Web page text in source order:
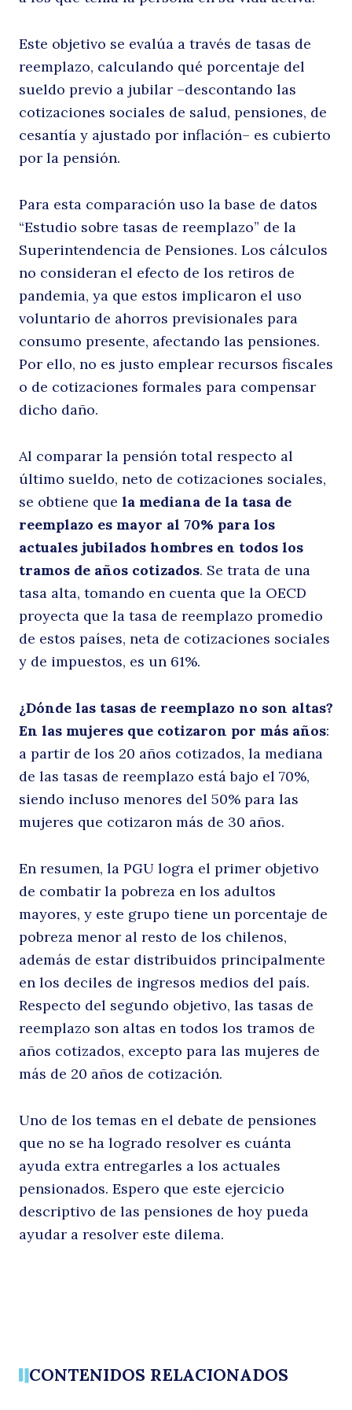
Este objetivo se evalúa a través de tasas de
reemplazo, calculando qué porcentaje del
sueldo previo a jubilar –descontando las
cotizaciones sociales de salud, pensiones, de
cesantía y ajustado por inflación– es cubierto
por la pensión.
Para esta comparación uso la base de datos
“Estudio sobre tasas de reemplazo” de la
Superintendencia de Pensiones. Los cálculos
no consideran el efecto de los retiros de
pandemia, ya que estos implicaron el uso
voluntario de ahorros previsionales para
consumo presente, afectando las pensiones.
Por ello, no es justo emplear recursos fiscales
o de cotizaciones formales para compensar
dicho daño.
Al comparar la pensión total respecto al
último sueldo, neto de cotizaciones sociales,
se obtiene que la mediana de la tasa de
reemplazo es mayor al 70% para los
actuales jubilados hombres en todos los
tramos de años cotizados. Se trata de una
tasa alta, tomando en cuenta que la OECD
proyecta que la tasa de reemplazo promedio
de estos países, neta de cotizaciones sociales
y de impuestos, es un 61%.
¿Dónde las tasas de reemplazo no son altas?
En las mujeres que cotizaron por más años:
a partir de los 20 años cotizados, la mediana
de las tasas de reemplazo está bajo el 70%,
siendo incluso menores del 50% para las
mujeres que cotizaron más de 30 años.
En resumen, la PGU logra el primer objetivo
de combatir la pobreza en los adultos
mayores, y este grupo tiene un porcentaje de
pobreza menor al resto de los chilenos,
además de estar distribuidos principalmente
en los deciles de ingresos medios del país.
Respecto del segundo objetivo, las tasas de
reemplazo son altas en todos los tramos de
años cotizados, excepto para las mujeres de
más de 20 años de cotización.
Uno de los temas en el debate de pensiones
que no se ha logrado resolver es cuánta
ayuda extra entregarles a los actuales
pensionados. Espero que este ejercicio
descriptivo de las pensiones de hoy pueda
ayudar a resolver este dilema.
CONTENIDOS RELACIONADOS